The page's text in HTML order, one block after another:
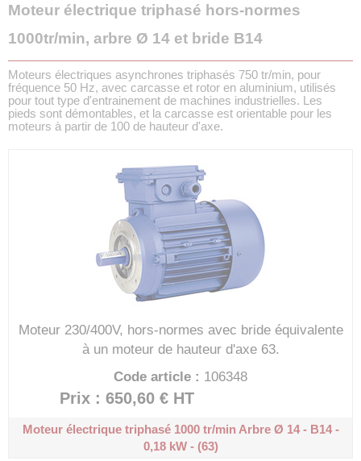
Moteur électrique triphasé hors-normes
1000tr/min, arbre Ø 14 et bride B14
Moteurs électriques asynchrones triphasés 750 tr/min, pour
fréquence 50 Hz, avec carcasse et rotor en aluminium, utilisés
pour tout type d'entrainement de machines industrielles. Les
pieds sont démontables, et la carcasse est orientable pour les
moteurs à partir de 100 de hauteur d'axe.
Moteur 230/400V, hors-normes avec bride équivalente
à un moteur de hauteur d'axe 63.
Code article : 106348
Prix : 650,60 € HT
Moteur électrique triphasé 1000 tr/minArbre Ø 14 - B14 -
0,18 kW - (63)